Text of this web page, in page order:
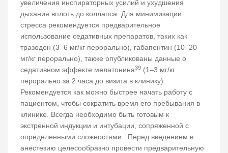
увеличения инспираторных усилий и ухудшения
дыхания вплоть до коллапса. Для минимизации
стресса рекомендуется предварительное
использование седативных препаратов, таких как
тразодон (3–6 мг/кг перорально), габапентин (10–20
мг/кг перорально), также опубликованы данные о
седативном эффекте мелатонина39 (1–3 мг/кг
перорально за 2 часа до визита в клинику).
Рекомендуется как можно быстрее начать работу с
пациентом, чтобы сократить время его пребывания в
клинике. Всегда необходимо быть готовым к
экстренной индукции и интубации, сопряженной с
определенными сложностями. Перед введением в
анестезию целесообразно провести предварительную